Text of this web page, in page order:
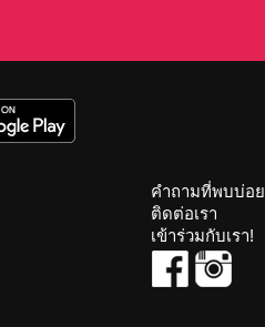
คำถามที่พบบ่อย
ติดต่อเรา
เข้าร่วมกับเรา!